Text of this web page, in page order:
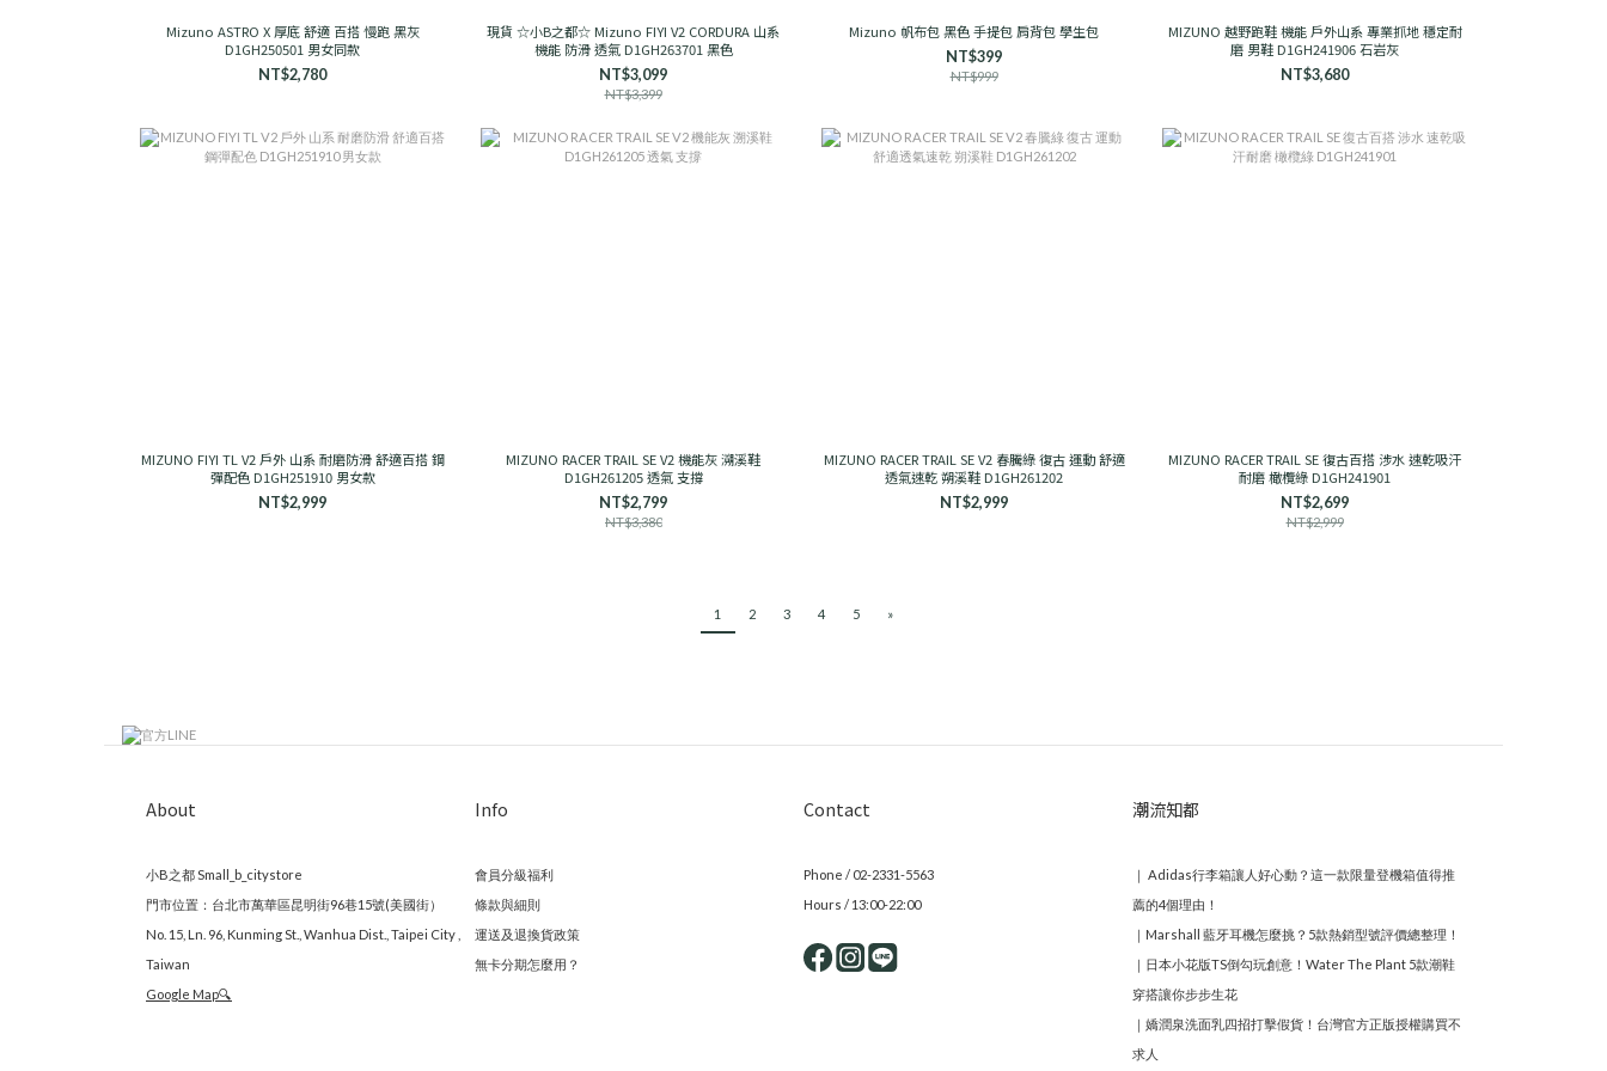
Mizuno ASTRO X 厚底 舒適 百搭 慢跑 黑灰
D1GH250501 男女同款
NT$2,780
現貨 ☆小B之都☆ Mizuno FIYI V2 CORDURA 山系
機能 防滑 透氣 D1GH263701 黑色
NT$3,099
NT$3,399
Mizuno 帆布包 黑色 手提包 肩背包 學生包
NT$399
NT$999
MIZUNO 越野跑鞋 機能 戶外山系 專業抓地 穩定耐
磨 男鞋 D1GH241906 石岩灰
NT$3,680
MIZUNO FIYI TL V2 戶外 山系 耐磨防滑 舒適百搭 鋼
彈配色 D1GH251910 男女款
NT$2,999
MIZUNO RACER TRAIL SE V2 機能灰 溯溪鞋
D1GH261205 透氣 支撐
NT$2,799
NT$3,380
MIZUNO RACER TRAIL SE V2 春騰綠 復古 運動 舒適
透氣速乾 朔溪鞋 D1GH261202
NT$2,999
MIZUNO RACER TRAIL SE 復古百搭 涉水 速乾吸汗
耐磨 橄欖綠 D1GH241901
NT$2,699
NT$2,999
1 2 3 4 5 »
About
小B之都 Small_b_citystore
門市位置：台北市萬華區昆明街96巷15號(美國街）
No. 15, Ln. 96, Kunming St., Wanhua Dist., Taipei City ,
Taiwan
Google Map🔍
Info
會員分級福利
條款與細則
運送及退換貨政策
無卡分期怎麼用？
Contact
Phone / 02-2331-5563
Hours / 13:00-22:00
潮流知都
｜ Adidas行李箱讓人好心動？這一款限量登機箱值得推
薦的4個理由！
｜ Marshall 藍牙耳機怎麼挑？5款熱銷型號評價總整理！
｜ 日本小花版TS倒勾玩創意！Water The Plant 5款潮鞋
穿搭讓你步步生花
｜ 嬌潤泉洗面乳四招打擊假貨！台灣官方正版授權購買不
求人